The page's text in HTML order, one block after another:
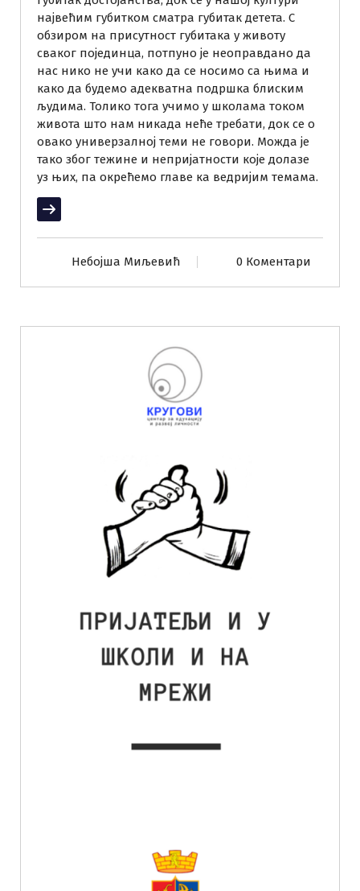
највећим губитком сматра губитак детета. С
обзиром на присутност губитака у животу
сваког појединца, потпуно је неоправдано да
нас нико не учи како да се носимо са њима и
како да будемо адекватна подршка блиским
људима. Толико тога учимо у школама током
живота што нам никада неће требати, док се о
овако универзалној теми не говори. Можда је
тако због тежине и непријатности које долазе
уз њих, па окрећемо главе ка ведријим темама.
Прочитај више
Небојша Миљевић 0 Коментари